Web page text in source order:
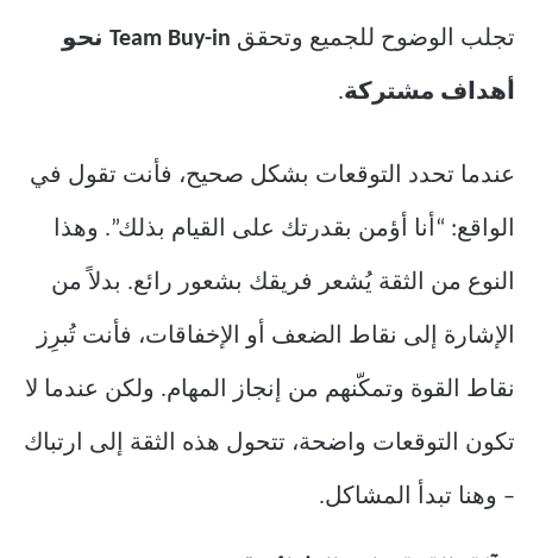
تجلب الوضوح للجميع وتحقق Team Buy-in نحو
أهداف مشتركة.
عندما تحدد التوقعات بشكل صحيح، فأنت تقول في
الواقع: “أنا أؤمن بقدرتك على القيام بذلك”. وهذا
النوع من الثقة يُشعر فريقك بشعور رائع. بدلاً من
الإشارة إلى نقاط الضعف أو الإخفاقات، فأنت تُبرِز
نقاط القوة وتمكّنهم من إنجاز المهام. ولكن عندما لا
تكون التوقعات واضحة، تتحول هذه الثقة إلى ارتباك
– وهنا تبدأ المشاكل.